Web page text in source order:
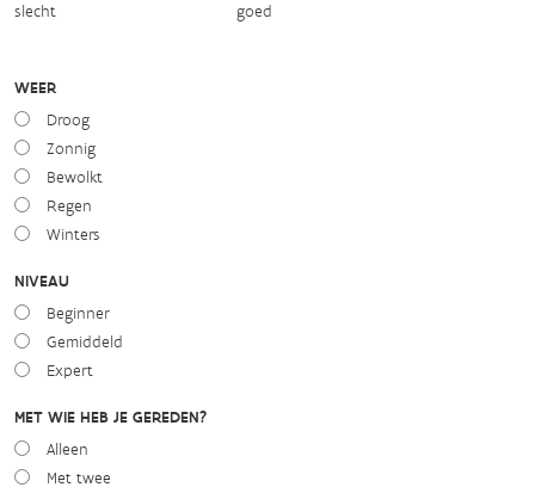
slecht goed
WEER
Droog
Zonnig
Bewolkt
Regen
Winters
NIVEAU
Beginner
Gemiddeld
Expert
MET WIE HEB JE GEREDEN?
Alleen
Met twee